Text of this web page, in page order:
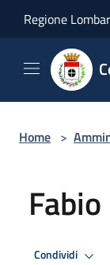
Regione
Home >
Condividi